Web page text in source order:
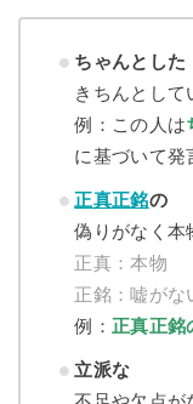
ちゃんとした
きちんとして
例：この人は
に基づいて発
正真正銘の
偽りがなく本
正真：本物
正銘：嘘がな
例： 正真正銘
立派な